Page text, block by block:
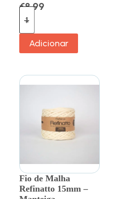
€8.99
Adicionar
Fio de Malha
Refinatto 15mm –